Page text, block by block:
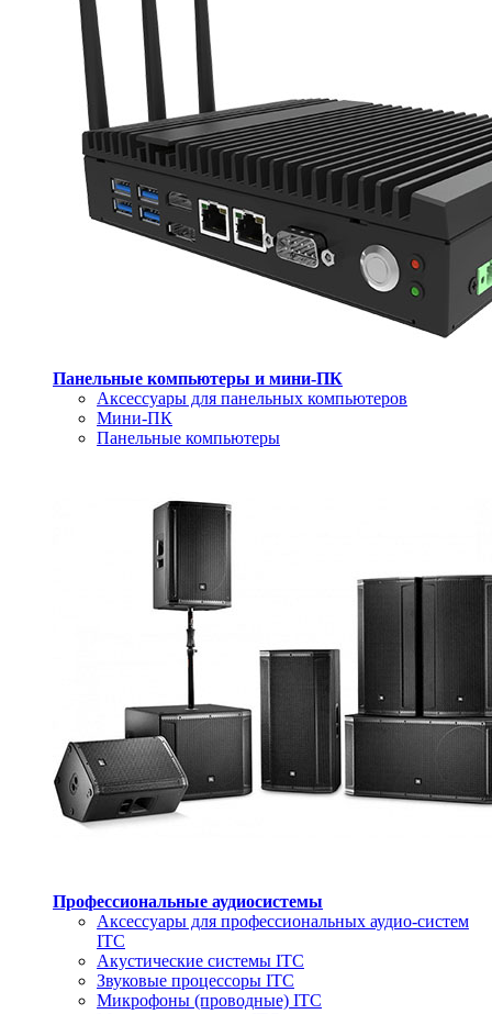
Панельные компьютеры и мини-ПК
Аксессуары для панельных компьютеров
Мини-ПК
Панельные компьютеры
Профессиональные аудиосистемы
Аксессуары для профессиональных аудио-систем
ITC
Акустические системы ITC
Звуковые процессоры ITC
Микрофоны (проводные) ITC